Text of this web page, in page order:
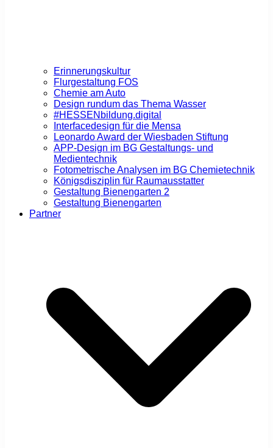
Erinnerungskultur
Flurgestaltung FOS
Chemie am Auto
Design rundum das Thema Wasser
#HESSENbildung.digital
Interfacedesign für die Mensa
Leonardo Award der Wiesbaden Stiftung
APP-Design im BG Gestaltungs- und
Medientechnik
Fotometrische Analysen im BG Chemietechnik
Königsdisziplin für Raumausstatter
Gestaltung Bienengarten 2
Gestaltung Bienengarten
Partner